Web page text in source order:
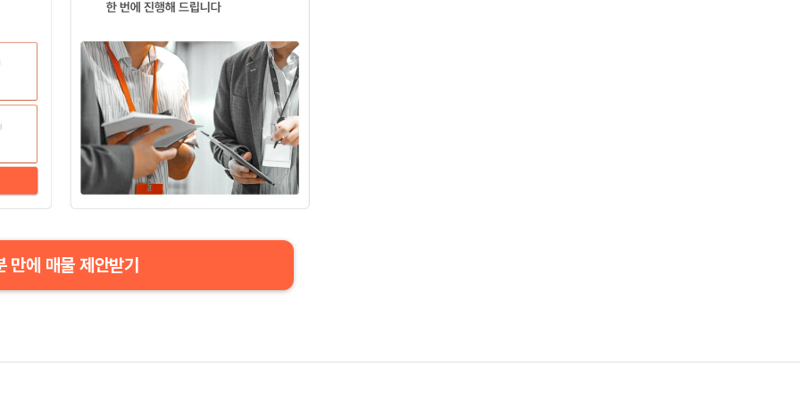
만에 매물 제안받기